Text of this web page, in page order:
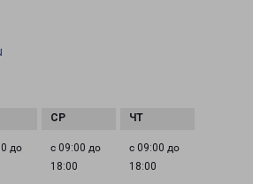
до
с 09:00 до
18:00
с 09:00 до
18:00